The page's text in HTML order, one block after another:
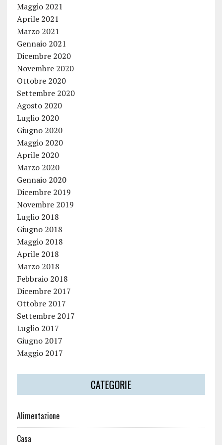
Maggio 2021
Aprile 2021
Marzo 2021
Gennaio 2021
Dicembre 2020
Novembre 2020
Ottobre 2020
Settembre 2020
Agosto 2020
Luglio 2020
Giugno 2020
Maggio 2020
Aprile 2020
Marzo 2020
Gennaio 2020
Dicembre 2019
Novembre 2019
Luglio 2018
Giugno 2018
Maggio 2018
Aprile 2018
Marzo 2018
Febbraio 2018
Dicembre 2017
Ottobre 2017
Settembre 2017
Luglio 2017
Giugno 2017
Maggio 2017
CATEGORIE
Alimentazione
Casa